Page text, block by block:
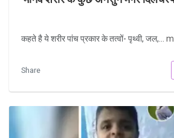
कहते है ये शरीर पांच प्रकार के तत्वों- पृथ्वी, जल,...
Share